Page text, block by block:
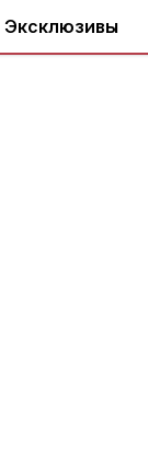
Эксклюзивы